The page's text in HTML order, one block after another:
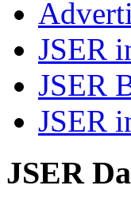
JSER
JSER
JSER
JSER